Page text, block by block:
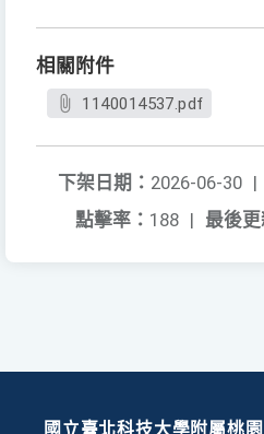
相關附件
1140014537.pdf
下架日期： 2026-06-30 |
最後更
點擊率： 188 |
國立臺北科技大學附屬桃